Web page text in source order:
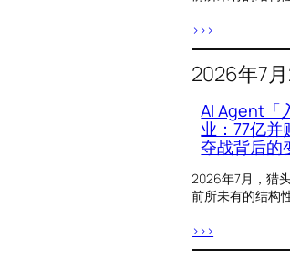
>>>
2026年7
AI Agent「
业：77亿并
夺战背后的
2026年7月，猎
前所未有的结构
>>>